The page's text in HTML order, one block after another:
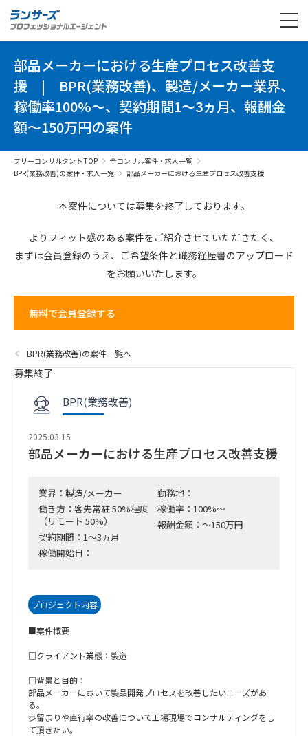
部品メーカーにおける生産プロセス改善支
援 | BPR(業務改善)、製造/メーカー業界、
稼働率100%～、契約期間1～3ヵ月、報酬金
額～150万円の案件
フリーコンサルタント TOP
全コンサル案件・求人一覧
BPR(業務改善)の案件・求人一覧
部品メーカーにおける生産プロセス改善支援
本案件については募集を終了しております。
よりフィット感のある案件をご紹介させていただきたく、
まずは会員登録のうえ、 ご希望条件と職務経歴書のアップロード
をお願いいたします。
無料で会員登録する
BPR(業務改善)の案件一覧へ
募集終了
BPR(業務改善)
2025.03.15
部品メーカーにおける生産プロセス改善支援
業界：製造/メーカー
働き方：客先常駐 50%程度
（リモート 50%）
契約期間：1～3ヵ月
稼働開始日：
勤務地：
稼働率：100%～
報酬金額：～150万円
プロジェクト内容
■案件概要
□クライアント業態：製造
□背景と目的：
部品メーカーにおいて製品開発プロセスを改善したいニーズがあ
る。
歩留まりや直行率の改善について工場現場でコンサルティングをし
て頂きたい。